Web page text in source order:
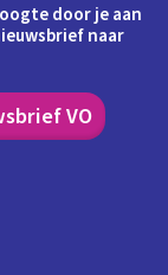
door je aan
naar
VO